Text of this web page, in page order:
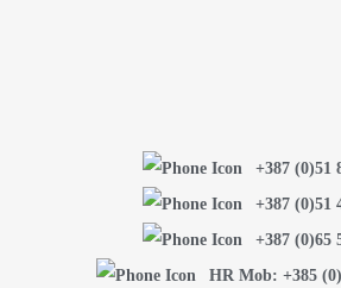
+387 (0)51
+387 (0)51
+387 (0)65
HR Mob: +385